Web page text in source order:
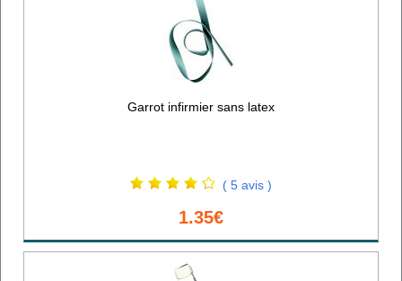
Garrot infirmier sans latex
( 5 avis )
1.35€